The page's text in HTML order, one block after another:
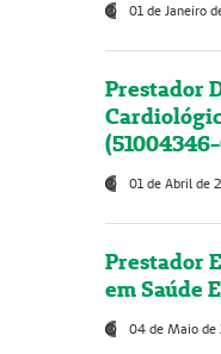
01 de Janeiro
Prestador
01 de Abril de
Prestador
em Saúde
04 de Maio de